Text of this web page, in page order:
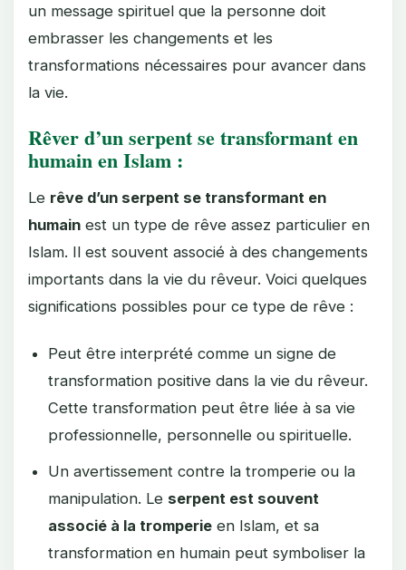
un message spirituel que la personne doit
embrasser les changements et les
transformations nécessaires pour avancer dans
la vie.
Rêver d’un serpent se transformant en
humain en Islam :
Le rêve d’un serpent se transformant en
humain est un type de rêve assez particulier en
Islam. Il est souvent associé à des changements
importants dans la vie du rêveur. Voici quelques
significations possibles pour ce type de rêve :
Peut être interprété comme un signe de
transformation positive dans la vie du rêveur.
Cette transformation peut être liée à sa vie
professionnelle, personnelle ou spirituelle.
Un avertissement contre la tromperie ou la
manipulation. Le serpent est souvent
associé à la tromperie en Islam, et sa
transformation en humain peut symboliser la